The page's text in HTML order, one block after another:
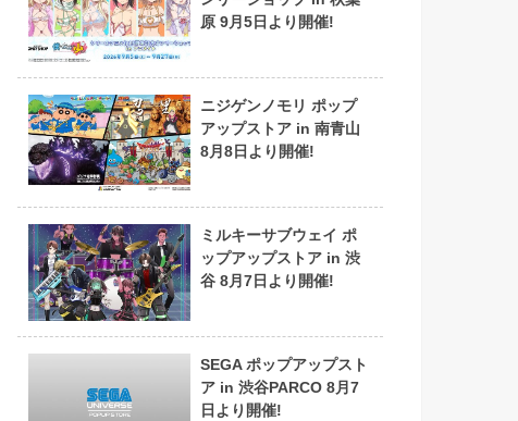
原 9月5日より開催!
ニジゲンノモリ ポップ
アップストア in 南青山
8月8日より開催!
ミルキーサブウェイ ポ
ップアップストア in 渋
谷 8月7日より開催!
SEGA ポップアップスト
ア in 渋谷PARCO 8月7
日より開催!